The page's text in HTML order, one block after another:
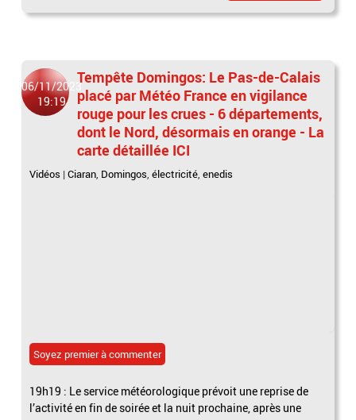
06/11/2023
19:19
Tempête Domingos: Le Pas-de-Calais
placé par Météo France en vigilance
rouge pour les crues - 6 départements,
dont le Nord, désormais en orange - La
carte détaillée ICI
Vidéos |Ciaran, Domingos,électricité,enedis
Soyez premier à commenter
19h19 : Le service météorologique prévoit une reprise de
l’activité en fin de soirée et la nuit prochaine, après une